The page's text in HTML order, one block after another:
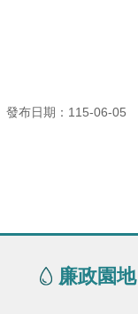
發布日期：115-06-05
廉政園地